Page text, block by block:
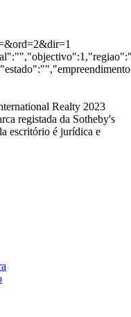
2023
registada da Sotheby's
escritório é jurídica e